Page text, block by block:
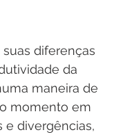
diferenças
da
maneira de
momento em
e divergências,